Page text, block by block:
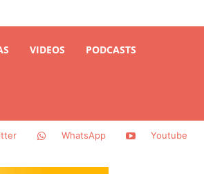
VIDEOS PODCASTS
WhatsApp Youtube